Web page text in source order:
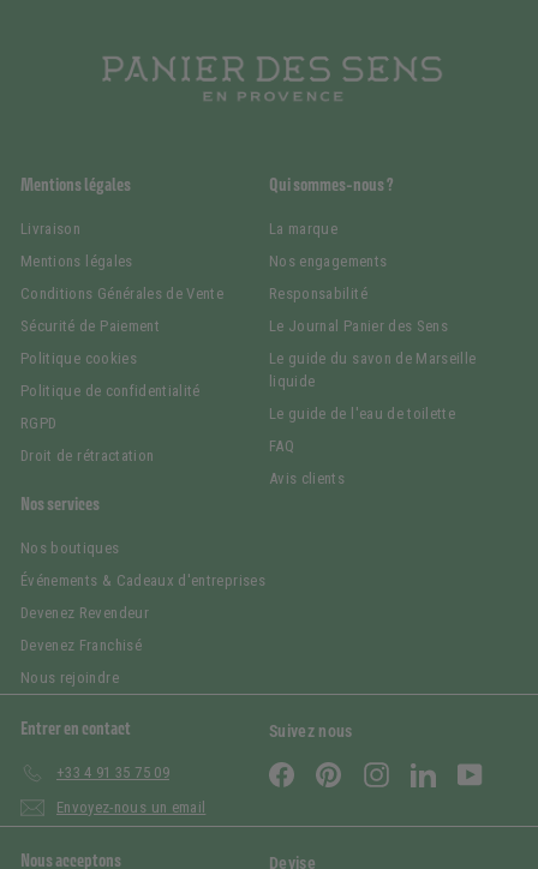
Mentions légales
Livraison
Mentions légales
Conditions Générales de Vente
Sécurité de Paiement
Politique cookies
Politique de confidentialité
RGPD
Droit de rétractation
Qui sommes-nous ?
La marque
Nos engagements
Responsabilité
Le Journal Panier des Sens
Le guide du savon de Marseille
liquide
Le guide de l'eau de toilette
FAQ
Avis clients
Nos services
Nos boutiques
Événements & Cadeaux d'entreprises
Devenez Revendeur
Devenez Franchisé
Nous rejoindre
Entrer en contact
+33 4 91 35 75 09
Envoyez-nous un email
Suivez nous
FacebookPinterestInstagramLinkedIn
Nous acceptons Devise